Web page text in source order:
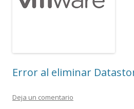
Error al eliminar
Deja un comentario